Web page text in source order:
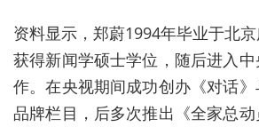
资料显示，郑蔚1994年毕业于北京
获得新闻学硕士学位，随后进入
作。在央视期间成功创办《对话
品牌栏目，后多次推出《全家总